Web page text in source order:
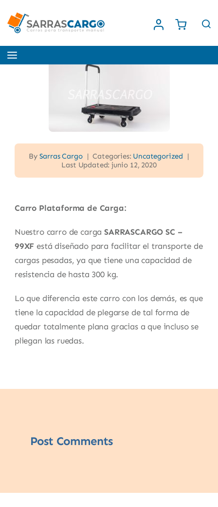
contenido
Toggle
Navigation
Tienda
Contacto
By Sarras Cargo | Categories: Uncategorized
|
Last Updated: junio 12, 2020
Carro Plataforma de Carga:
Nuestro carro de cargaSARRASCARGO SC –
99XF está diseñado para facilitar el transporte de
cargas pesadas, ya que tiene una capacidad de
resistencia de hasta 300 kg.
Lo que diferencia este carro con los demás, es que
tiene la capacidad de plegarse de tal forma de
quedar totalmente plana gracias a que incluso se
pliegan las ruedas.
Post Comments